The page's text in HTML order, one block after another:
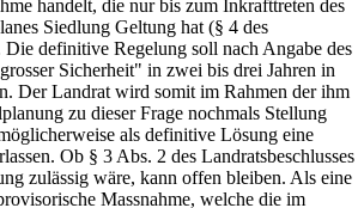
handelt, die nur bis zum Inkrafttreten des
Siedlung Geltung hat (§ 4 des
Die definitive Regelung soll nach Angabe des
Sicherheit" in zwei bis drei Jahren in
Der Landrat wird somit im Rahmen der ihm
zu dieser Frage nochmals Stellung
als definitive Lösung eine
Ob § 3 Abs. 2 des Landratsbeschlusses
zulässig wäre, kann offen bleiben. Als eine
Massnahme, welche die im